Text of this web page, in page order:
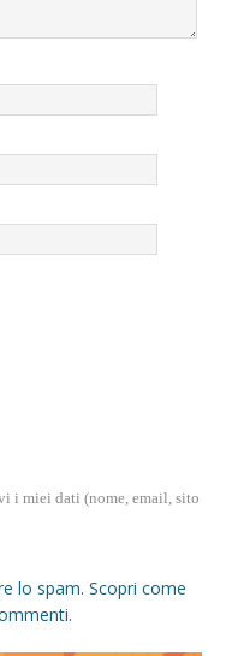
i miei dati (nome, email, sito
lo spam. Scopri come
.